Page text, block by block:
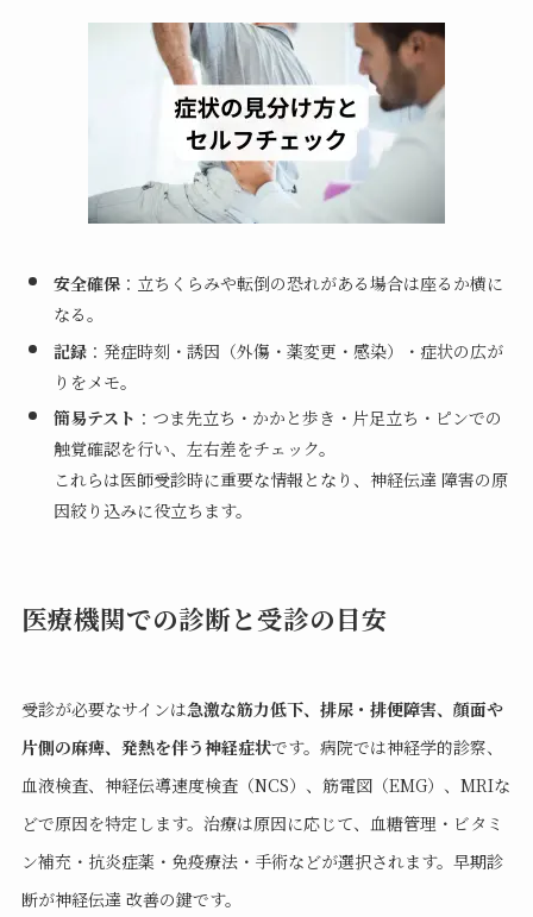
安全確保：立ちくらみや転倒の恐れがある場合は座るか横に
なる。
記録：発症時刻・誘因（外傷・薬変更・感染）・症状の広が
りをメモ。
簡易テスト ：つま先立ち・かかと歩き・片足立ち・ピンでの
触覚確認を行い、左右差をチェック。
これらは医師受診時に重要な情報となり、神経伝達 障害の原
因絞り込みに役立ちます。
医療機関での診断と受診の目安
受診が必要なサインは急激な筋力低下、排尿・排便障害、顔面や
片側の麻痺、発熱を伴う神経症状です。病院では神経学的診察、
血液検査、神経伝導速度検査（NCS）、筋電図（EMG）、MRIな
どで原因を特定します。治療は原因に応じて、血糖管理・ビタミ
ン補充・抗炎症薬・免疫療法・手術などが選択されます。早期診
断が神経伝達 改善の鍵です。